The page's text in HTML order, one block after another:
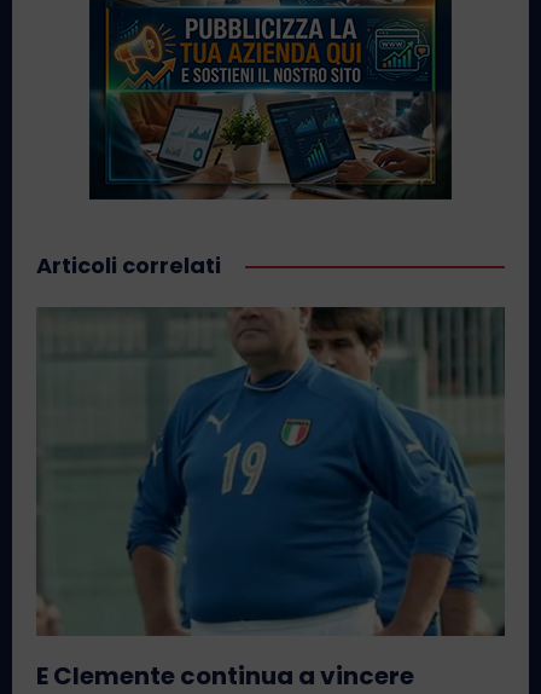
Articoli correlati
E Clemente continua a vincere